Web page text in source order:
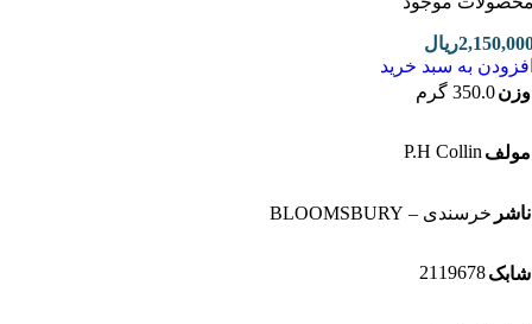
ریال
به سبد خرید
350.0 گرم
P.H Collin
خرسندی – BLOOMSBURY
2119678